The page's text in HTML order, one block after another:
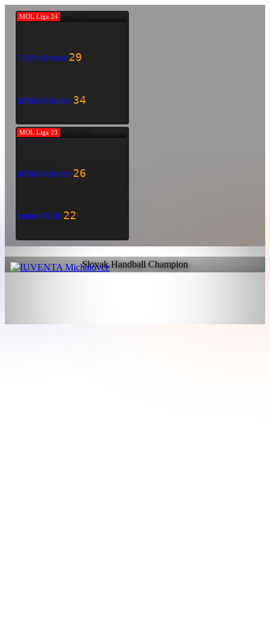
MOL Liga 24
DHK Zora Olomouc29
IUVENTA Michalovce34
7 mar 2020
MOL Liga 23
IUVENTA Michalovce26
Handball PSG Zlín22
29 feb 2020
Slovak Handball Champion